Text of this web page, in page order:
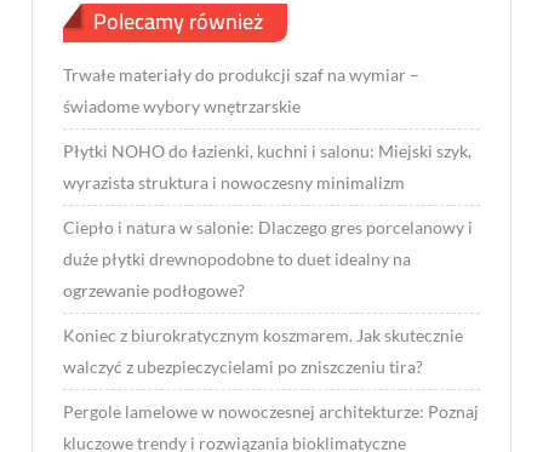
Polecamy również
Trwałe materiały do produkcji szaf na wymiar –
świadome wybory wnętrzarskie
Płytki NOHO do łazienki, kuchni i salonu: Miejski szyk,
wyrazista struktura i nowoczesny minimalizm
Ciepło i natura w salonie: Dlaczego gres porcelanowy i
duże płytki drewnopodobne to duet idealny na
ogrzewanie podłogowe?
Koniec z biurokratycznym koszmarem. Jak skutecznie
walczyć z ubezpieczycielami po zniszczeniu tira?
Pergole lamelowe w nowoczesnej architekturze: Poznaj
kluczowe trendy i rozwiązania bioklimatyczne